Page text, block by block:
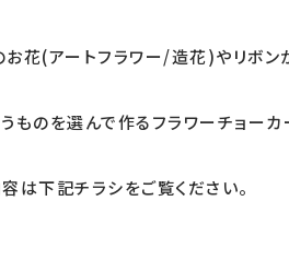
花(アートフラワー/造花)やリボン
ものを選んで作るフラワーチョーカ
は下記チラシをご覧ください。